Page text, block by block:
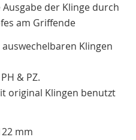
der Klinge durch
am Griffende
Klingen
& PZ.
original Klingen benutzt
mm